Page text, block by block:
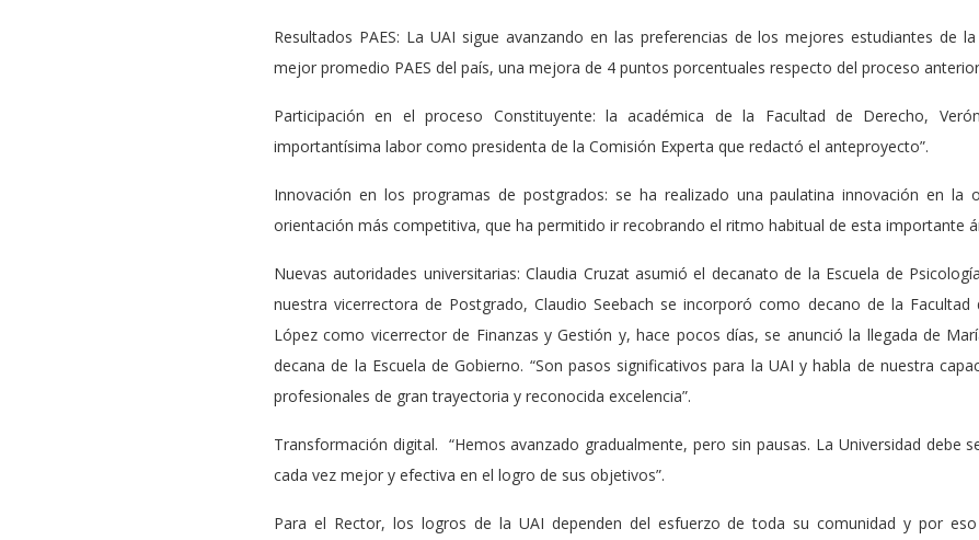
Resultados PAES: La UAI sigue avanzando en las preferencias de los mejores estudiantes de
mejor promedio PAES del país, una mejora de 4 puntos porcentuales respecto del proceso
Participación en el proceso Constituyente: la académica de la Facultad de Derecho,
importantísima labor como presidenta de la Comisión Experta que redactó el anteproyecto”.
Innovación en los programas de postgrados: se ha realizado una paulatina innovación en la
orientación más competitiva, que ha permitido ir recobrando el ritmo habitual de esta importante
Nuevas autoridades universitarias: Claudia Cruzat asumió el decanato de la Escuela de
nuestra vicerrectora de Postgrado, Claudio Seebach se incorporó como decano de la Facultad
López como vicerrector de Finanzas y Gestión y, hace pocos días, se anunció la llegada de
decana de la Escuela de Gobierno. “Son pasos significativos para la UAI y habla de nuestra
profesionales de gran trayectoria y reconocida excelencia”.
Transformación digital. “Hemos avanzado gradualmente, pero sin pausas. La Universidad debe
cada vez mejor y efectiva en el logro de sus objetivos”.
Para el Rector, los logros de la UAI dependen del esfuerzo de toda su comunidad y por